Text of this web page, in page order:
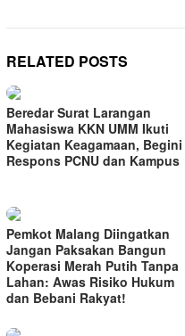
RELATED POSTS
Beredar Surat Larangan
Mahasiswa KKN UMM Ikuti
Kegiatan Keagamaan, Begini
Respons PCNU dan Kampus
Pemkot Malang Diingatkan
Jangan Paksakan Bangun
Koperasi Merah Putih Tanpa
Lahan: Awas Risiko Hukum
dan Bebani Rakyat!